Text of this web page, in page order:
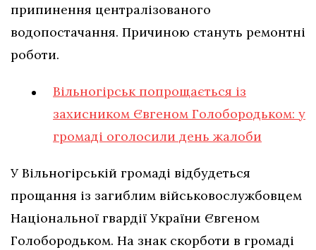
припинення централізованого
водопостачання. Причиною стануть ремонтні
роботи.
Вільногірськ попрощається із
захисником Євгеном Голобородьком: у
громаді оголосили день жалоби
У Вільногірській громаді відбудеться
прощання із загиблим військовослужбовцем
Національної гвардії України Євгеном
Голобородьком. На знак скорботи в громаді